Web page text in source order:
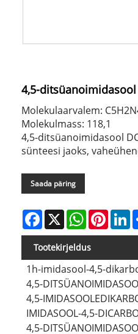
4,5-ditsüanoimidasool
Molekulaarvalem:
Molekulmass: 118,1
4,5-ditsüanoimidasool
sünteesi jaoks,
Saada päring
Facebook
X WhatsApp
Tootekirjeldus
1h-imidasool-4,5-
4,5-
4,5-
IMIDASOOL-4,5-
4,5-